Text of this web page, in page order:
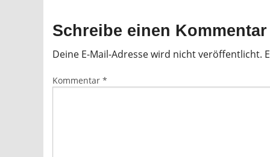
Schreibe einen Kommentar
Deine E-Mail-Adresse wird nicht veröffentlicht.
Kommentar *